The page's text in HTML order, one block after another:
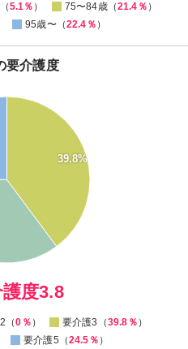
5.1％ ） 75〜84歳（21.4％ ）
95歳〜（22.4％ ）
要介護度
39.8%
0 度3.8
（0％ ） 要介護3（39.8％ ）
要介護5（24.5％ ）